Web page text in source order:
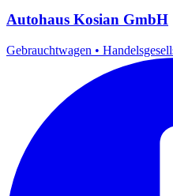
Autohaus Kosian GmbH
Gebrauchtwagen •